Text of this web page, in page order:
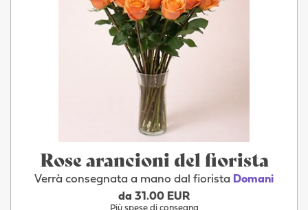
Rose arancioni del fiorista
Verrà consegnata a mano dal fiorista Domani
da 31.00 EUR